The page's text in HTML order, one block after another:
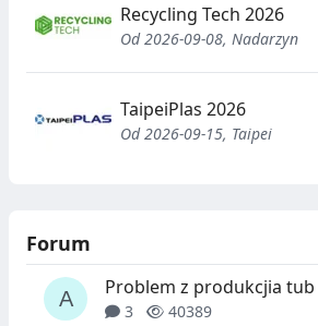
Recycling Tech 2026
Od 2026-09-08, Nadarzyn
TaipeiPlas 2026
Od 2026-09-15, Taipei
Forum
Problem z produkcjia tub
3 40389